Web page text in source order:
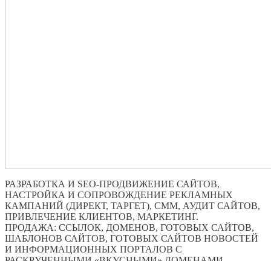
РАЗРАБОТКА И SEO-ПРОДВИЖЕНИЕ САЙТОВ,
НАСТРОЙКА И СОПРОВОЖДЕНИЕ РЕКЛАМНЫХ
КАМПАНИЙ (ДИРЕКТ, ТАРГЕТ), СММ, АУДИТ САЙТОВ,
ПРИВЛЕЧЕНИЕ КЛИЕНТОВ, МАРКЕТИНГ.
ПРОДАЖА: ССЫЛОК, ДОМЕНОВ, ГОТОВЫХ САЙТОВ,
ШАБЛОНОВ САЙТОВ, ГОТОВЫХ САЙТОВ НОВОСТЕЙ
И ИНФОРМАЦИОННЫХ ПОРТАЛОВ С